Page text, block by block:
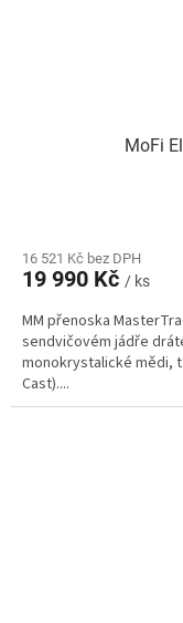
MoFi
16 521 Kč bez DPH
19 990 Kč / ks
MM přenoska
sendvičovém jádře
monokrystalické mědi,
Cast)....